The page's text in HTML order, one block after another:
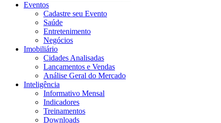
Eventos
Cadastre seu Evento
Saúde
Entretenimento
Negócios
Imobiliário
Cidades Analisadas
Lançamentos e Vendas
Análise Geral do Mercado
Inteligência
Informativo Mensal​
Indicadores
Treinamentos
Downloads